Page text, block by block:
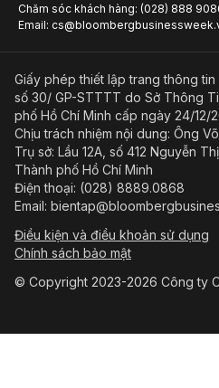
Chăm sóc khách hàng: (028) 888
Email:
Giấy phép thiết lập trang thông
số 30/ GP-STTTT do Sở Thông
phố Hồ Chí Minh cấp ngày 24/12/
Chịu trách nhiệm nội dung: Ông
Trụ sở: Lầu 12A, số 412 Nguyễn
Thành phố Hồ Chí Minh
Điện thoại: (028) 8889.0868
Email:
Điều kiện và điều khoản sử dụng
Chính sách bảo mật
© Copyright 2023-2026 Công ty